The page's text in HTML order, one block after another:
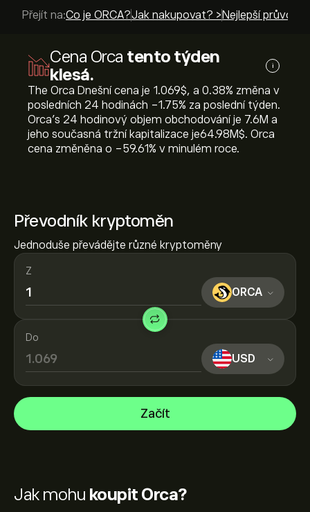
Převodník kryptoměn
Jednoduše převádějte různé kryptoměny
Z
ORCA
Do
USD
Začít
Přejít na:Co je ORCA?Jak nakupovat? > Nejlepší průvodci
Cena Orca tento týden
klesá.
i
The Orca Dnešní cena je 1.069‎$‎, a ‎0.38‎% změna v
posledních 24 hodinách ‎-1.75‎% za poslední týden.
Orca’s 24 hodinový objem obchodování je 7.6M a
jeho současná tržní kapitalizace je64.98M‎$‎. Orca
cena změněna o ‎-59.61‎% v minulém roce.
Jak mohu koupit Orca?